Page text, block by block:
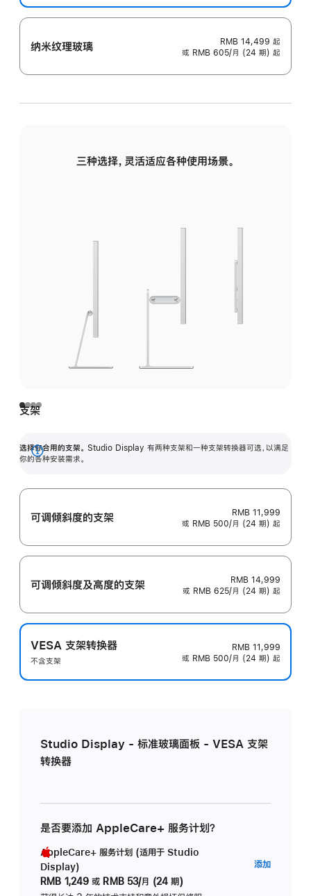
纳米纹理玻璃 RMB 14,499 起
或 RMB 605/月 (24 期) 起
三种选择，灵活适应各种使用场景。
支架
选择你合用的支架。 Studio Display 有两种支架和一种支架转换器可选，以满足
你的各种安装需求。
展
可调倾斜度的支架
RMB 11,999
或 RMB 500/月 (24 期) 起
可调倾斜度及高‍度的支‍架
RMB 14,999
或 RMB 625/月 (24 期) 起
VESA 支架转换器
不含支架
RMB 11,999
或 RMB 500/月 (24 期) 起
Studio Display - 标准玻璃面板 - VESA 支架
转换器
是否要添加 AppleCare+ 服务计划？
AppleCare+ 服务计划 (适用于 Studio
Display)
RMB 1,249 或 RMB 53/月 (24 期)
添加